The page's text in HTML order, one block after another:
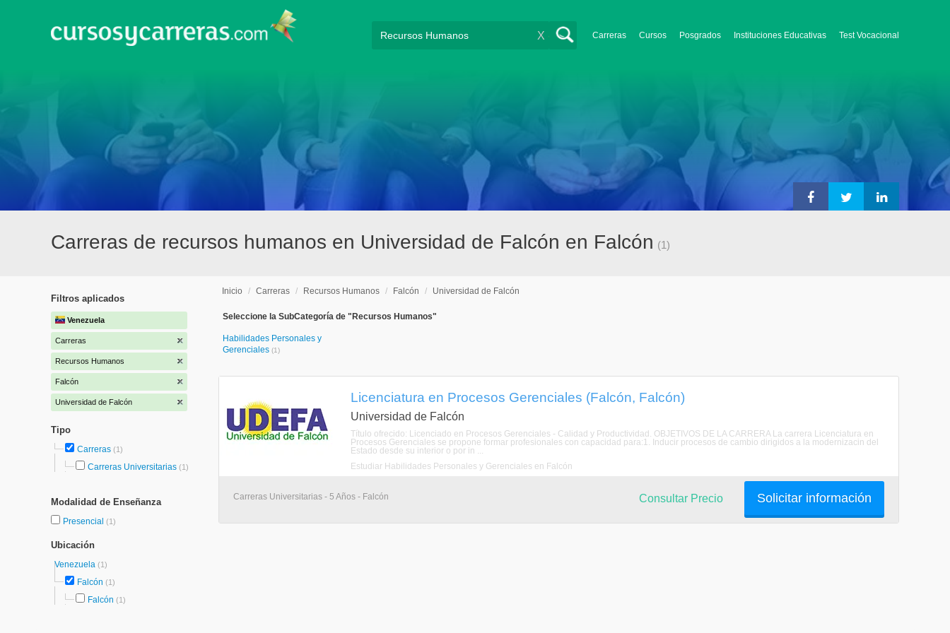
Carreras Cursos Posgrados Instituciones Educativas Test Vocacional
X
Carreras de recursos humanos en Universidad de Falcón en Falcón (1)
Filtros aplicados
Venezuela
Carreras
Recursos Humanos
Falcón
Universidad de Falcón
Tipo
Carreras (1)
Carreras Universitarias (1)
Modalidad de Enseñanza
Presencial (1)
Ubicación
Venezuela (1)
Falcón (1)
Falcón (1)
Inicio / Carreras / Recursos Humanos / Falcón / Universidad de Falcón
Seleccione la SubCategoría de "Recursos Humanos"
Habilidades Personales y
Gerenciales (1)
Licenciatura en Procesos Gerenciales (Falcón, Falcón)
Universidad de Falcón
Título ofrecido: Licenciado en Procesos Gerenciales - Calidad y Productividad. OBJETIVOS DE LA CARRERA La carrera Licenciatura en
Procesos Gerenciales se propone formar profesionales con capacidad para:1. Inducir procesos de cambio dirigidos a la modernizacin del
Estado desde su interior o por in ...
Estudiar Habilidades Personales y Gerenciales en Falcón
Carreras Universitarias - 5 Años - Falcón Solicitar información
Consultar Precio